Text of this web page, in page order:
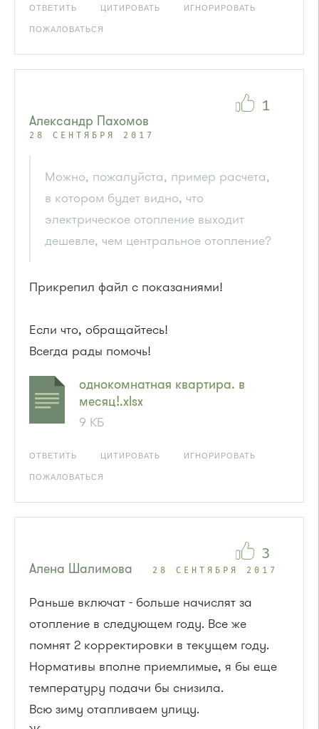
ОТВЕТИТЬ ЦИТИРОВАТЬ ИГНОРИРОВАТЬ
ПОЖАЛОВАТЬСЯ
Александр Пахомов
28 СЕНТЯБРЯ 2017
Можно, пожалуйста, пример расчета,
в котором будет видно, что
электрическое отопление выходит
дешевле, чем центральное отопление?
Прикрепил файл с показаниями!
Если что, обращайтесь!
Всегда рады помочь!
однокомнатная квартира. в
месяц!.xlsx
9 КБ
ОТВЕТИТЬ ЦИТИРОВАТЬ ИГНОРИРОВАТЬ
ПОЖАЛОВАТЬСЯ
1
Алена Шалимова 28 СЕНТЯБРЯ 2017
Раньше включат - больше начислят за
отопление в следующем году. Все же
помнят 2 корректировки в текущем году.
Нормативы вполне приемлимые, я бы еще
температуру подачи бы снизила.
Всю зиму отапливаем улицу.
3